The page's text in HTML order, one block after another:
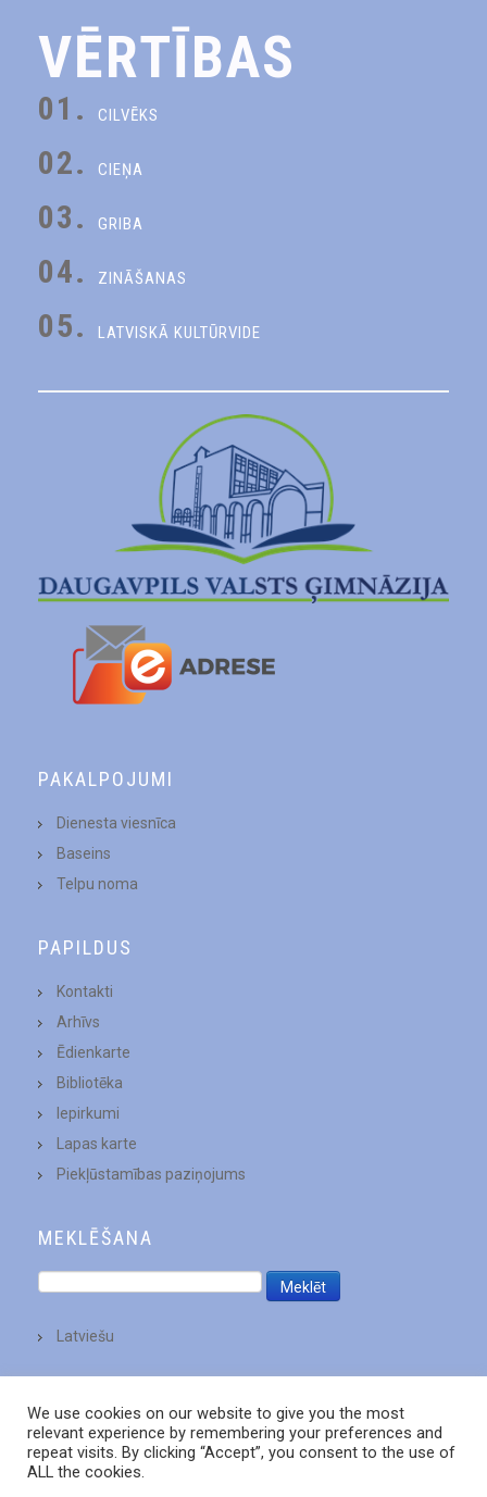
VĒRTĪBAS
01. CILVĒKS
02. CIEŅA
03. GRIBA
04. ZINĀŠANAS
05. LATVISKĀ KULTŪRVIDE
PAKALPOJUMI
Dienesta viesnīca
Baseins
Telpu noma
PAPILDUS
Kontakti
Arhīvs
Ēdienkarte
Bibliotēka
Iepirkumi
Lapas karte
Piekļūstamības paziņojums
MEKLĒŠANA
Latviešu
We use cookies on our website to give you the most
relevant experience by remembering your preferences and
repeat visits. By clicking “Accept”, you consent to the use of
ALL the cookies.